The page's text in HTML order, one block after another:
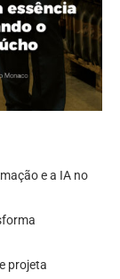
e a IA no
projeta